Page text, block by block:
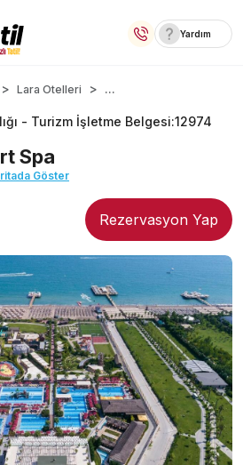
Yardım
Lara Otelleri ...
- Turizm İşletme Belgesi:12974
Spa
Göster
Rezervasyon Yap